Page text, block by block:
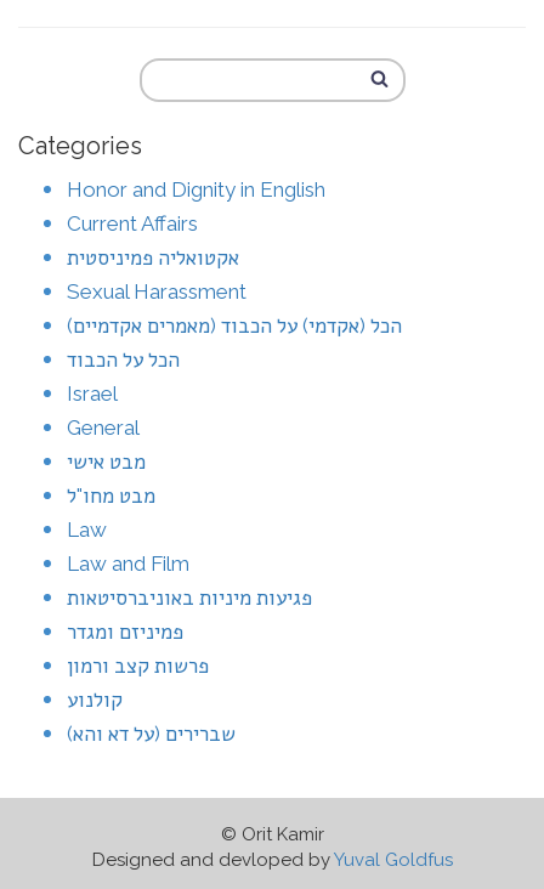
Categories
Honor and Dignity in English
Current Affairs
אקטואליה פמיניסטית
Sexual Harassment
הכל (אקדמי) על הכבוד (מאמרים אקדמיים)
הכל על הכבוד
Israel
General
מבט אישי
מבט מחו"ל
Law
Law and Film
פגיעות מיניות באוניברסיטאות
פמיניזם ומגדר
פרשות קצב ורמון
קולנוע
שברירים (על דא והא)
© Orit Kamir
Designed and devloped byYuval Goldfus